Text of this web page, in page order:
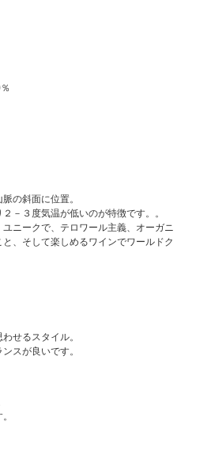
の斜面に位置。
－３度気温が低いのが特徴です。。
ニークで、テロワール主義、オーガニ
、そして楽しめるワインでワールドク
せるスタイル。
スが良いです。